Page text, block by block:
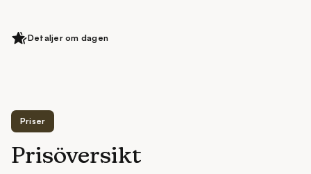
områden som LoDo och RiNo – Lower Downtown och
Detaljer om dagen
Priser
Prisöversikt